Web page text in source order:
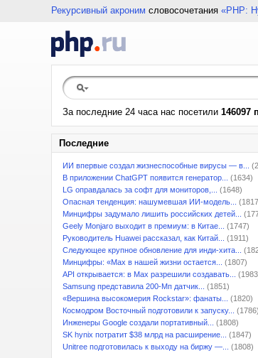
Рекурсивный акроним словосочетания «PHP:
За последние 24 часа нас посетили 146097
Последние
ИИ впервые создал жизнеспособные вирусы — в...
В приложении ChatGPT появится генератор...
(1634)
LG оправдалась за софт для мониторов,...
(1648)
Опасная тенденция: нашумевшая ИИ-модель...
Минцифры задумало лишить российских детей...
Geely Monjaro выходит в премиум: в Китае...
(1747)
Руководитель Huawei рассказал, как Китай...
(1911)
Следующее крупное обновление для инди-хита...
Минцифры: «Max в нашей жизни остается...
(1807)
API открывается: в Max разрешили создавать...
Samsung представила 200-Мп датчик...
(1851)
«Вершина высокомерия Rockstar»: фанаты...
(1820)
Космодром Восточный подготовили к запуску...
(1786)
Инженеры Google создали портативный...
(1808)
SK hynix потратит $38 млрд на расширение...
(1847)
Unitree подготовилась к выходу на биржу —...
(1808)